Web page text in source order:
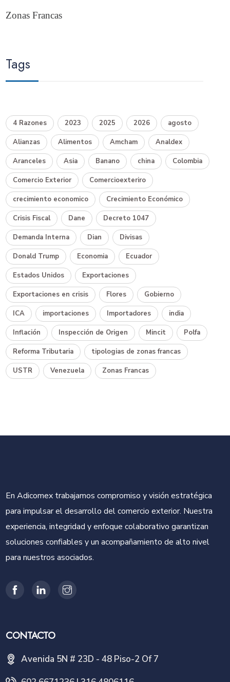
Zonas Francas
Tags
4 Razones 2023 2025 2026 agosto
Alianzas Alimentos Amcham Analdex
Aranceles Asia Banano china Colombia
Comercio Exterior Comercioexteriro
crecimiento economico Crecimiento Económico
Crisis Fiscal Dane Decreto 1047
Demanda Interna Dian Divisas
Donald Trump Economia Ecuador
Estados Unidos Exportaciones
Exportaciones en crisis Flores Gobierno
ICA importaciones Importadores india
Inflación Inspección de Origen Mincit Polfa
Reforma Tributaria tipologias de zonas francas
USTR Venezuela Zonas Francas
En Adicomex trabajamos compromiso y visión estratégica
para impulsar el desarrollo del comercio exterior. Nuestra
experiencia, integridad y enfoque colaborativo garantizan
soluciones confiables y un acompañamiento de alto nivel
para nuestros asociados.
CONTACTO
Avenida 5N # 23D - 48 Piso-2 Of 7